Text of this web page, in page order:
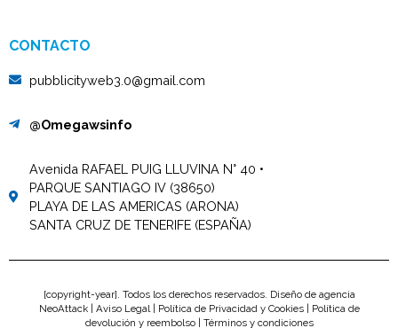
CONTACTO
pubblicityweb3.0@gmail.com
@Omegawsinfo
Avenida RAFAEL PUIG LLUVINA N° 40 •
PARQUE SANTIAGO IV (38650)
PLAYA DE LAS AMERICAS (ARONA)
SANTA CRUZ DE TENERIFE (ESPAÑA)
[copyright-year]. Todos los derechos reservados. Diseño de agencia
NeoAttack | Aviso Legal | Política de Privacidad y Cookies| Política de
devolución y reembolso| Términos y condiciones